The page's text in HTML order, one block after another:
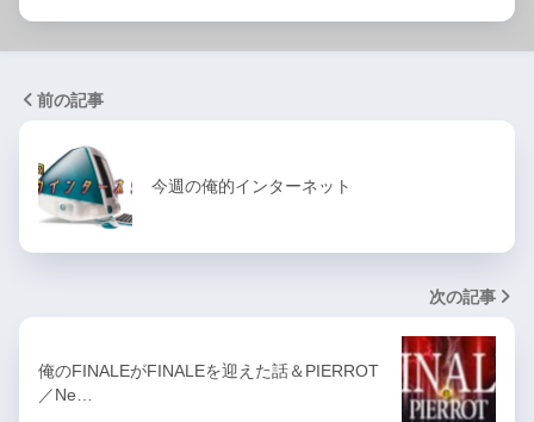
前の記事
今週の俺的インターネット
次の記事
俺のFINALEがFINALEを迎えた話＆PIERROT
／Ne…